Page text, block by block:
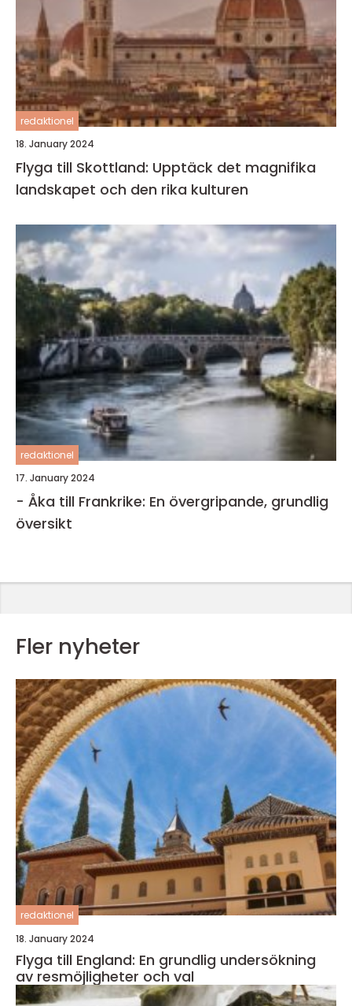
redaktionel
18. January 2024
Flyga till Skottland: Upptäck det magnifika
landskapet och den rika kulturen
redaktionel
17. January 2024
- Åka till Frankrike: En övergripande, grundlig
översikt
Fler nyheter
redaktionel
18. January 2024
Flyga till England: En grundlig undersökning
av resmöjligheter och val